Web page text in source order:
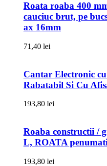
Roata roaba 400
cauciuc brut, pe
ax 16mm
71,40 lei
Cantar Electronic
Rabatabil Si Cu
193,80 lei
Roaba constructii /
L, ROATA
193,80 lei